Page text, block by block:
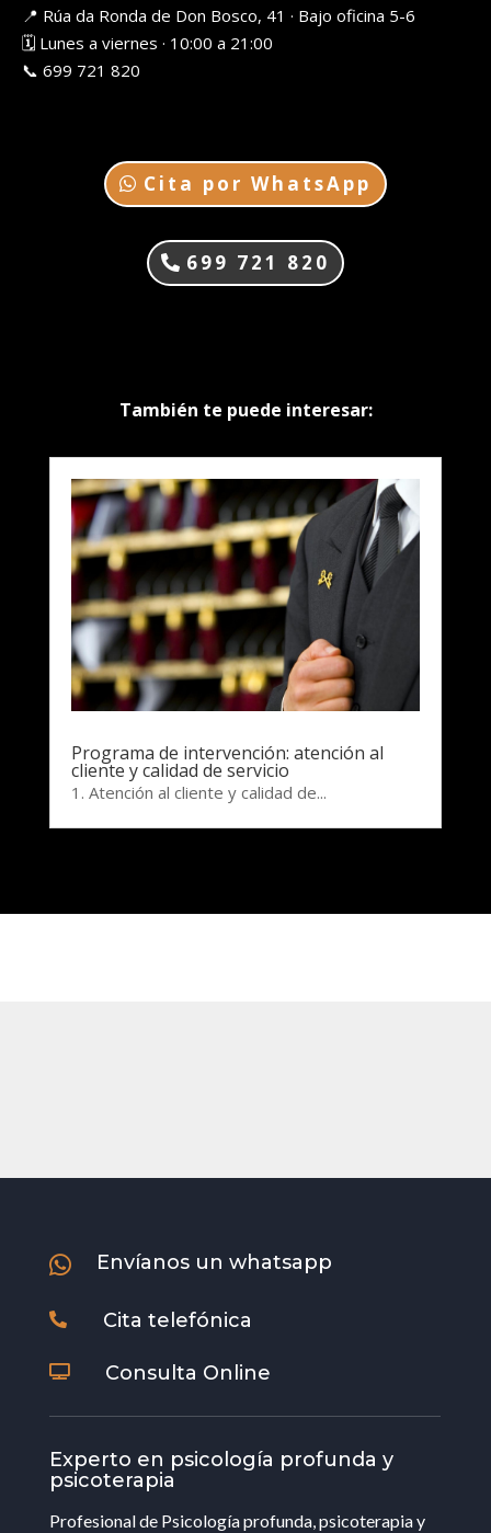
📍 Rúa da Ronda de Don Bosco, 41 · Bajo oficina 5-6
🗓️ Lunes a viernes · 10:00 a 21:00
📞 699 721 820
Cita por WhatsApp
699 721 820
También te puede interesar:
Programa de intervención: atención al
cliente y calidad de servicio
1. Atención al cliente y calidad de...
 Envíanos un whatsapp
 Cita telefónica
 Consulta Online
Experto en psicología profunda y
psicoterapia
Profesional de Psicología profunda, psicoterapia y